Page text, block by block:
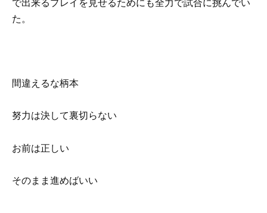
で出来るプレイを見せるためにも全力で試合に挑んでい
た。
間違えるな柄本
努力は決して裏切らない
お前は正しい
そのまま進めばいい